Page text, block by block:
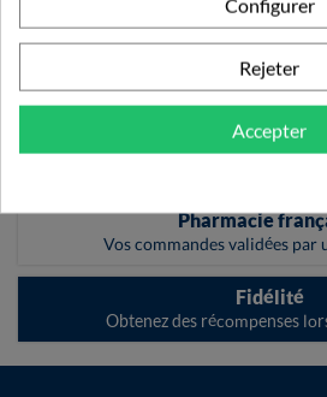
Livraison
Découvrez nos modes et
Paiement
Pharmacie
Vos commandes validées par
Fidélité
Obtenez des récompenses
Configurer
Rejeter
Accepter